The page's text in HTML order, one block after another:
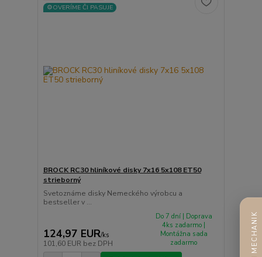
⚙️OVERÍME ČI PASUJE
BROCK RC30 hliníkové disky 7x16 5x108 ET50
strieborný
Svetoznáme disky Nemeckého výrobcu a
bestseller v ...
124,97 EUR/ks
101,60 EUR bez DPH
Do 7 dní | Doprava
4ks zadarmo |
Montážna sada
zadarmo
AI MECHANIK